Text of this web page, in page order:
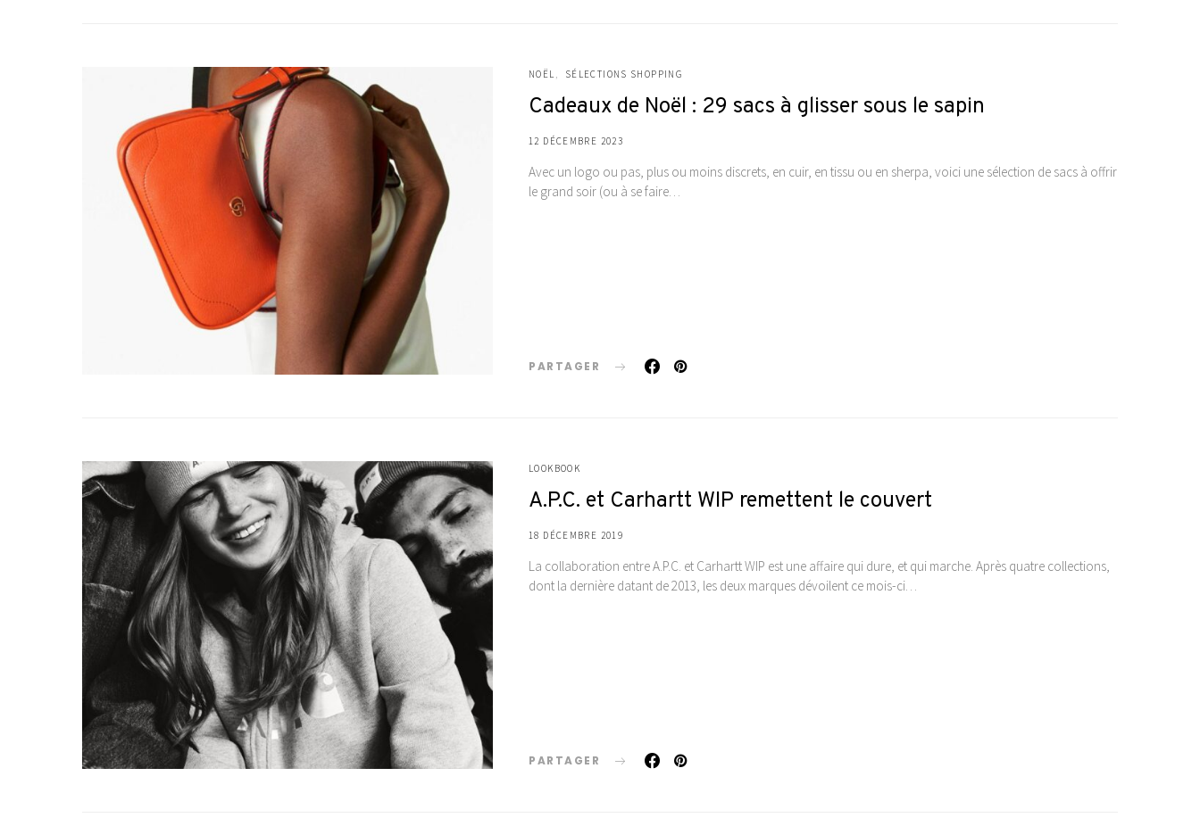
NOËL SÉLECTIONS SHOPPING
Cadeaux de Noël : 29 sacs à glisser sous le sapin
12 DÉCEMBRE 2023
Avec un logo ou pas, plus ou moins discrets, en cuir, en tissu ou en sherpa, voici une sélection de sacs à offrir
le grand soir (ou à se faire…
PARTAGER
LOOKBOOK
A.P.C. et Carhartt WIP remettent le couvert
18 DÉCEMBRE 2019
La collaboration entre A.P.C. et Carhartt WIP est une affaire qui dure, et qui marche. Après quatre collections,
dont la dernière datant de 2013, les deux marques dévoilent ce mois-ci…
PARTAGER